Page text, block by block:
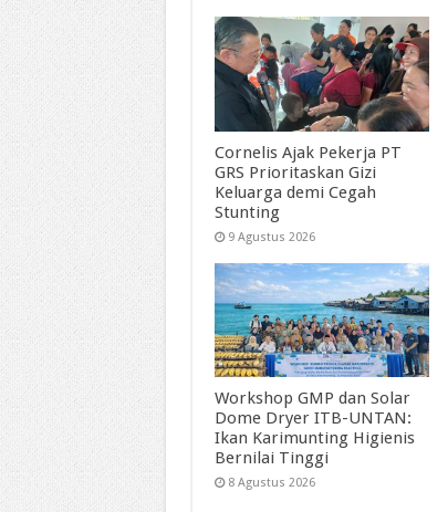
Cornelis Ajak Pekerja PT
GRS Prioritaskan Gizi
Keluarga demi Cegah
Stunting
9 Agustus 2026
Workshop GMP dan Solar
Dome Dryer ITB-UNTAN:
Ikan Karimunting Higienis
Bernilai Tinggi
8 Agustus 2026